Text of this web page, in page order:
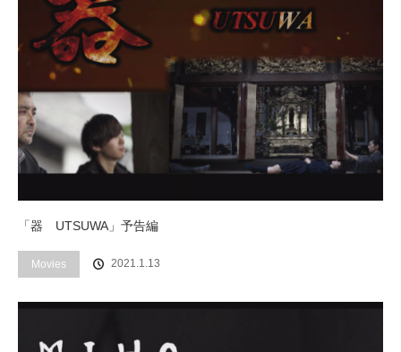
「器 UTSUWA」予告編
Movies 2021.1.13